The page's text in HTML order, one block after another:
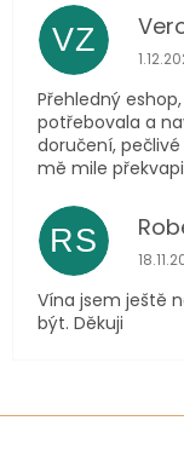
VZ
Přehledný
potřebovala a
doručení,
mě mile
RS
Vína jsem ještě
být. Děkuji